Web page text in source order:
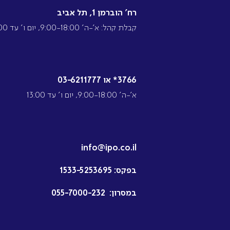
רח’ הוברמן 1, תל אביב
קבלת קהל: א’-ה’ 9:00-18:00, יום ו’ עד 13:00
3766* או 03-6211777
א’-ה’ 9:00-18:00, יום ו’ עד 13:00
info@ipo.co.il
בפקס: 1533-5253695
במסרון: